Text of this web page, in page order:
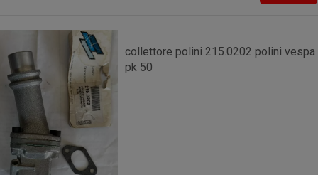
collettore polini 215.0202 polini vespa
pk 50